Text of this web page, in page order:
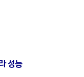
성능